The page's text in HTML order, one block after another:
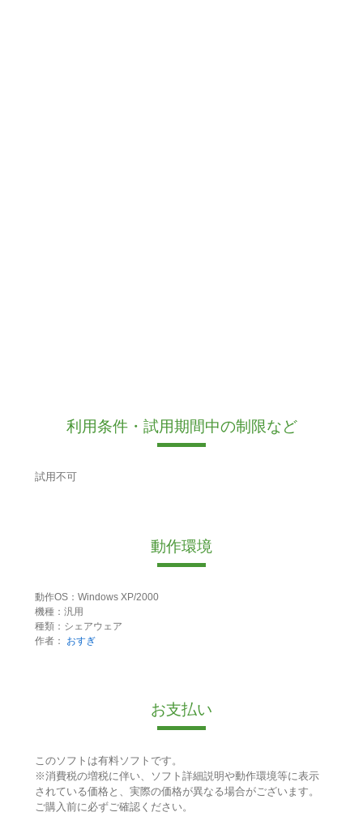
利用条件・試用期間中の制限など
試用不可
動作環境
動作OS：Windows XP/2000
機種：汎用
種類：シェアウェア
作者：
おすぎ
お支払い
このソフトは有料ソフトです。
※消費税の増税に伴い、ソフト詳細説明や動作環境等に表示
されている価格と、実際の価格が異なる場合がございます。
ご購入前に必ずご確認ください。